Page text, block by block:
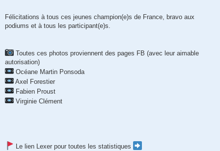
Félicitations à tous ces jeunes champion(e)s de France, bravo aux
podiums et à tous les participant(e)s.
Toutes ces photos proviennent des pages FB (avec leur aimable
autorisation)
Océane Martin Ponsoda
Axel Forestier
Fabien Proust
Virginie Clément
Le lien Lexer pour toutes les statistiques